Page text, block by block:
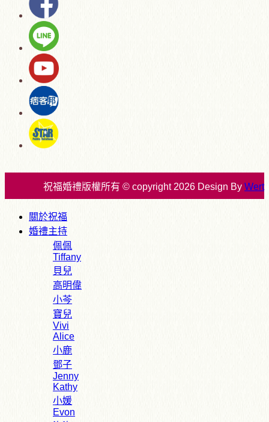
祝福婚禮版權所有 © copyright 2026 Design By Wert
關於祝福
婚禮主持
佩佩
Tiffany
貝兒
高明偉
小芩
寶兒
Vivi
Alice
小鹿
鄧子
Jenny
Kathy
小媛
Evon